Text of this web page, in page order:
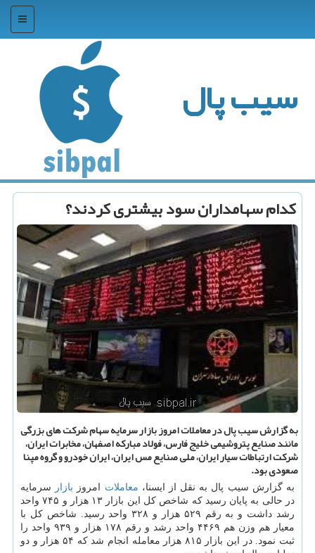
منو
سیب پال
كدام سهامداران سود بیشتری كردند؟
به گزارش سیب پال در معاملات امروز بازار سرمایه سهام شركت های بزرگی
مانند صنایع پتروشیمی خلیج فارس، فولاد مباركه اصفهان، مخابرات ایران،
شركت ارتباطات سیار ایران، ملی صنایع مس ایران، ایران خودرو و گروه مپنا
صعودی بود.
به گزارش سیب پال به نقل از ایسنا، معاملات امروز بازار
سرمایه
در حالی به پایان رسید كه شاخص كل این بازار ۱۳ هزار و ۷۴۵ واحد
رشد داشت و به رقم ۵۲۹ هزار و ۳۲۸ واحد رسید. شاخص كل با
معیار هم وزن هم ۴۴۶۹ واحد رشد و رقم ۱۷۸ هزار و ۹۳۹ واحد را
ثبت نمود. در این بازار ۸۱۵ هزار معامله انجام شد كه ۵۴ هزار و دو